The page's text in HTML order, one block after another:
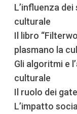
L’influenza
culturale
Il libro
plasmano la
Gli algoritmi e
culturale
Il ruolo dei
L’impatto